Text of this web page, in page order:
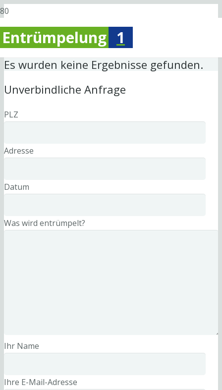
Entrümpelung 1
Es wurden keine Ergebnisse gefunden.
Unverbindliche Anfrage
PLZ
Adresse
Datum
Was wird entrümpelt?
Ihr Name
Ihre E-Mail-Adresse